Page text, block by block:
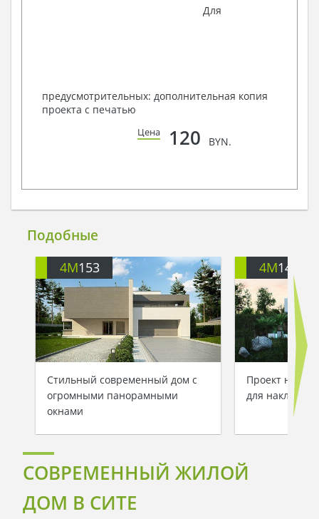
Для
предусмотрительных: дополнительная копия
проекта с печатью
Цена 120 BYN.
Подобные
4M153
Стильный современный дом с
огромными панорамными
окнами
4M145
Проект
для
СОВРЕМЕННЫЙ ЖИЛОЙ
ДОМ В СИТЕ